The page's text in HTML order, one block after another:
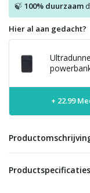
🍃 100% duurzaam
Hier al aan gedacht?
+ 22.99
Productspecificaties